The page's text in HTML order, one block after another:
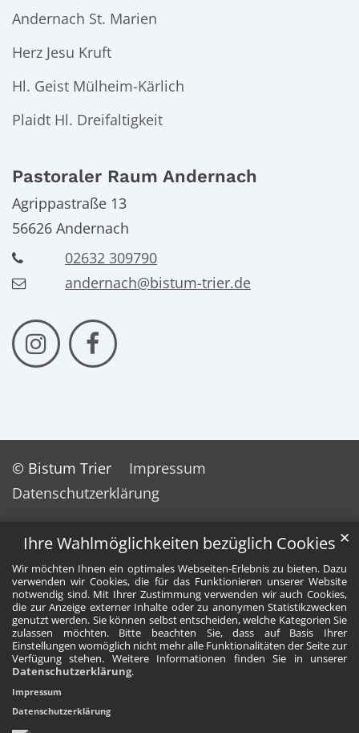
Ihre Wahlmöglichkeiten bezüglich Cookies
Wir möchten Ihnen ein optimales Webseiten-Erlebnis zu bieten. Dazu
verwenden wir Cookies, die für das Funktionieren unserer Website
notwendig sind. Mit Ihrer Zustimmung verwenden wir auch Cookies,
die zur Anzeige externer Inhalte oder zu anonymen Statistikzwecken
genutzt werden. Sie können selbst entscheiden, welche Kategorien Sie
zulassen möchten. Bitte beachten Sie, dass auf Basis Ihrer
Einstellungen womöglich nicht mehr alle Funktionalitäten der Seite zur
Verfügung stehen. Weitere Informationen finden Sie in unserer
Datenschutzerklärung.
✕
Impressum
Datenschutzerklärung
Andernach St. Marien
Herz Jesu Kruft
Hl. Geist Mülheim-Kärlich
Plaidt Hl. Dreifaltigkeit
Pastoraler Raum Andernach
Agrippastraße 13
56626 Andernach
02632 309790
andernach@bistum-trier.de
© Bistum Trier
Impressum
Datenschutzerklärung